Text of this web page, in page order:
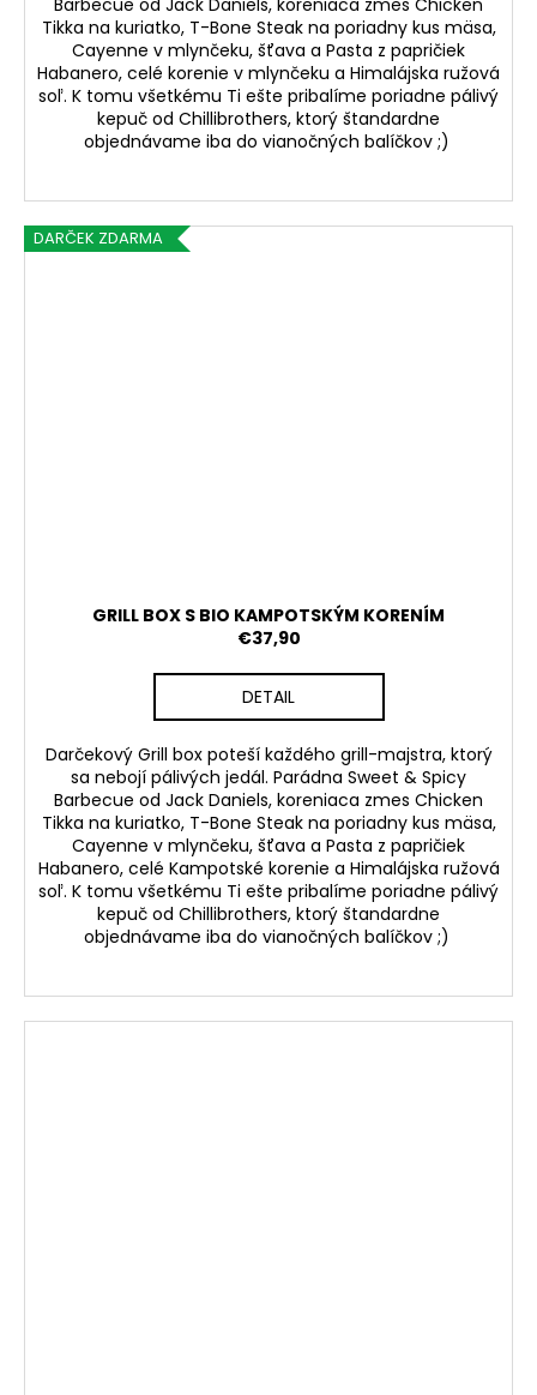
Tikka na kuriatko, T-Bone Steak na poriadny kus mäsa,
Cayenne v mlynčeku, šťava a Pasta z papričiek
Habanero, celé korenie v mlynčeku a Himalájska ružová
soľ. K tomu všetkému Ti ešte pribalíme poriadne pálivý
kepuč od Chillibrothers, ktorý štandardne
objednávame iba do vianočných balíčkov ;)
DARČEK ZDARMA
GRILL BOX S BIO KAMPOTSKÝM KORENÍM
€37,90
DETAIL
Darčekový Grill box poteší každého grill-majstra, ktorý
sa nebojí pálivých jedál. Parádna Sweet & Spicy
Barbecue od Jack Daniels, koreniaca zmes Chicken
Tikka na kuriatko, T-Bone Steak na poriadny kus mäsa,
Cayenne v mlynčeku, šťava a Pasta z papričiek
Habanero, celé Kampotské korenie a Himalájska ružová
soľ. K tomu všetkému Ti ešte pribalíme poriadne pálivý
kepuč od Chillibrothers, ktorý štandardne
objednávame iba do vianočných balíčkov ;)